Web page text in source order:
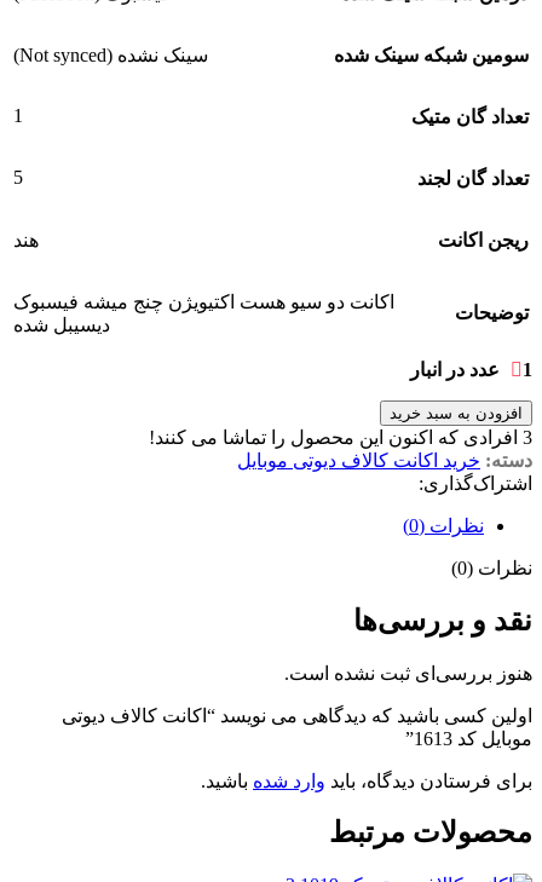
سومین شبکه سینک شده سینک نشده (Not synced)
تعداد گان متیک 1
تعداد گان لجند 5
ریجن اکانت هند
توضیحات
اکانت دو سیو هست اکتیویژن چنج میشه فیسبوک
دیسیبل شده
1 عدد در انبار
افزودن به سبد خرید
3 افرادی که اکنون این محصول را تماشا می کنند!
دسته: خرید اکانت کالاف دیوتی موبایل
اشتراک‌گذاری:
نظرات (0)
نظرات (0)
نقد و بررسی‌ها
هنوز بررسی‌ای ثبت نشده است.
اولین کسی باشید که دیدگاهی می نویسد “اکانت کالاف دیوتی
موبایل کد 1613”
برای فرستادن دیدگاه، باید وارد شده باشید.
محصولات مرتبط